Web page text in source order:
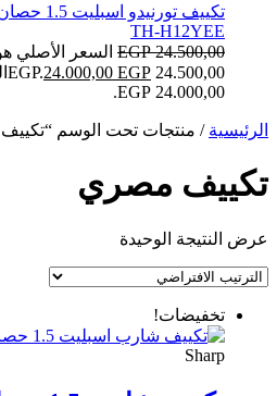
تكييف
TH-H12YEE
24.500,00
EGP السعر الأصلي
24.500,00 EGP.
24.000,00 EGP
24.000,00 EGP.
الرئيسية / منتجات تحت الوسم
تكييف مصري
عرض النتيجة الوحيدة
تخفيضات!
Sharp